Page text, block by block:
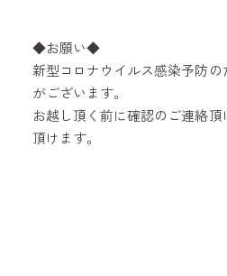
◆お願い◆
新型コロナウイルス感染予防
がございます。
お越し頂く前に確認のご連絡
頂けます。